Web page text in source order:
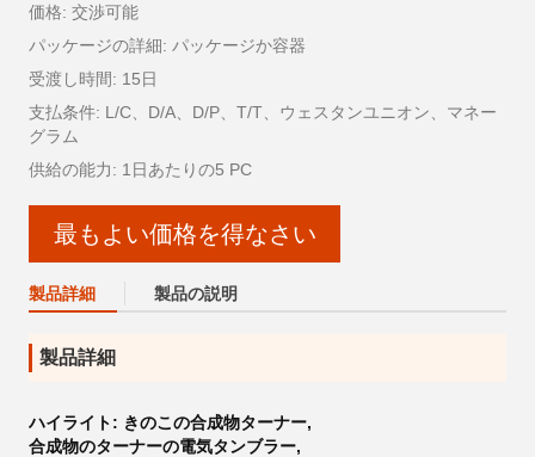
価格: 交渉可能
パッケージの詳細: パッケージか容器
受渡し時間: 15日
支払条件: L/C、D/A、D/P、T/T、ウェスタンユニオン、マネー
グラム
供給の能力: 1日あたりの5 PC
最もよい価格を得なさい
製品詳細 製品の説明
製品詳細
ハイライト: きのこの合成物ターナー,
合成物のターナーの電気タンブラー,